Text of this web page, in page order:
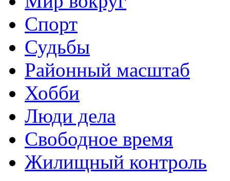
Спорт
Судьбы
Районный масштаб
Хобби
Люди дела
Свободное время
Жилищный контроль